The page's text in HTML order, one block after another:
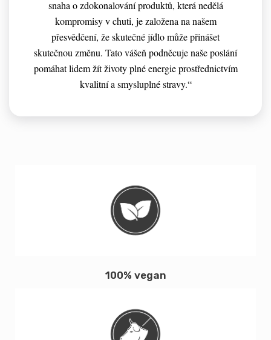
snaha o zdokonalování produktů, která nedělá
kompromisy v chuti, je založena na našem
přesvědčení, že skutečné jídlo může přinášet
skutečnou změnu. Tato vášeň podněcuje naše poslání
pomáhat lidem žít životy plné energie prostřednictvím
kvalitní a smysluplné stravy.“
100% vegan